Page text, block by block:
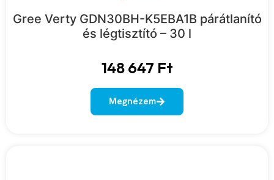
Gree Verty GDN30BH-K5EBA1B párátlanító
és légtisztító – 30 l
148 647 Ft
Megnézem